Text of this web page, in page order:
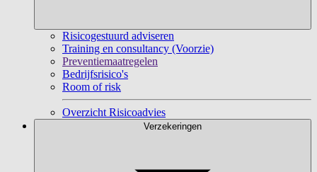
Risicogestuurd adviseren
Training en consultancy (Voorzie)
Preventiemaatregelen
Bedrijfsrisico's
Room of risk
Overzicht Risicoadvies
Verzekeringen